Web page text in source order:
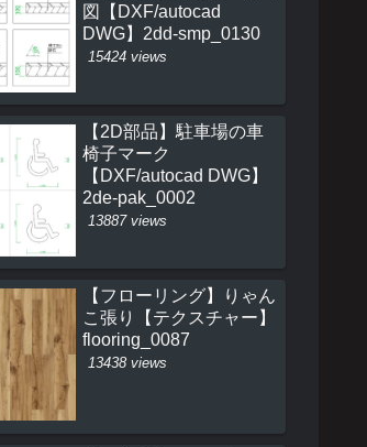
図【DXF/autocad
DWG】2dd-smp_0130
15424 views
【2D部品】駐車場の車
椅子マーク
【DXF/autocad DWG】
2de-pak_0002
13887 views
【フローリング】りゃん
こ張り【テクスチャー】
flooring_0087
13438 views